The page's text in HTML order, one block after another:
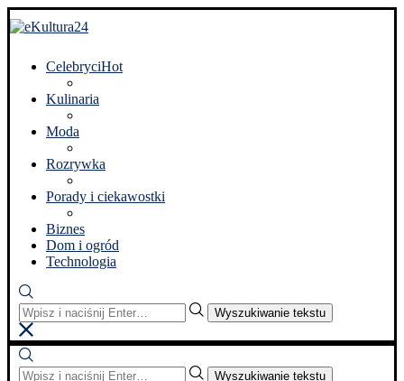
CelebryciHot
Kulinaria
Moda
Rozrywka
Porady i ciekawostki
Biznes
Dom i ogród
Technologia
Wyszukiwanie tekstu
Wyszukiwanie tekstu